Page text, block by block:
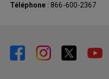
Téléphone : 866-600-2367